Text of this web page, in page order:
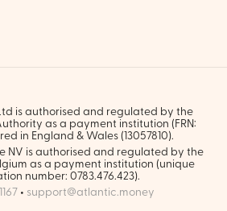
is authorised and regulated by the
as a payment institution (FRN:
in England & Wales (13057810).
NV is authorised and regulated by the
as a payment institution (unique
number: 0783.476.423).
• support@atlantic.money